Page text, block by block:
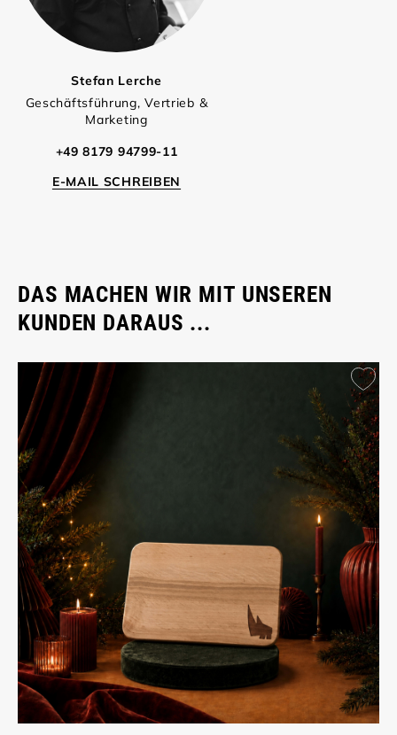
Stefan Lerche
Geschäftsführung, Vertrieb &
Marketing
+49 8179 94799-11
E-MAIL SCHREIBEN
DAS MACHEN WIR MIT UNSEREN
KUNDEN DARAUS ...